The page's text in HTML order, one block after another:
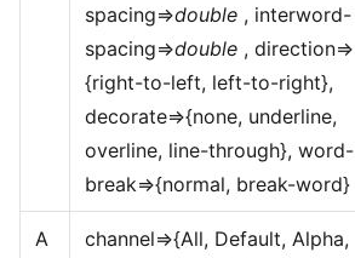
spacing=>double , interword-
spacing=>double , direction=>
{right-to-left, left-to-right},
decorate=>{none, underline,
overline, line-through}, word-
break=>{normal, break-word}
A
channel=>{All, Default, Alpha,